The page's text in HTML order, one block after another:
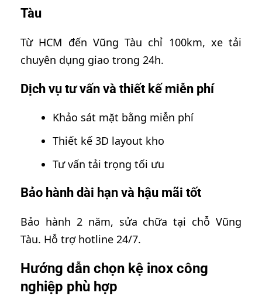
Tàu
Từ HCM đến Vũng Tàu chỉ 100km, xe tải
chuyên dụng giao trong 24h.
Dịch vụ tư vấn và thiết kế miễn phí
Khảo sát mặt bằng miễn phí
Thiết kế 3D layout kho
Tư vấn tải trọng tối ưu
Bảo hành dài hạn và hậu mãi tốt
Bảo hành 2 năm, sửa chữa tại chỗ Vũng
Tàu. Hỗ trợ hotline 24/7.
Hướng dẫn chọn kệ inox công
nghiệp phù hợp